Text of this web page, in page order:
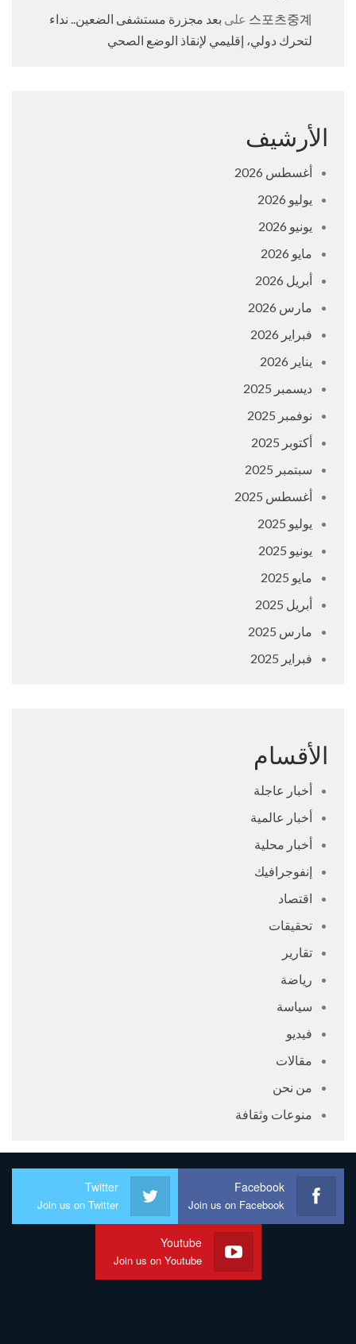
스포츠중계 على بعد مجزرة مستشفى الضعين.. نداء
لتحرك دولي، إقليمي لإنقاذ الوضع الصحي
الأرشيف
أغسطس 2026
يوليو 2026
يونيو 2026
مايو 2026
أبريل 2026
مارس 2026
فبراير 2026
يناير 2026
ديسمبر 2025
نوفمبر 2025
أكتوبر 2025
سبتمبر 2025
أغسطس 2025
يوليو 2025
يونيو 2025
مايو 2025
أبريل 2025
مارس 2025
فبراير 2025
الأقسام
أخبار عاجلة
أخبار عالمية
أخبار محلية
إنفوجرافيك
اقتصاد
تحقيقات
تقارير
رياضة
سياسة
فيديو
مقالات
من نحن
منوعات وثقافة
Facebook
Join us on Facebook
Twitter
Join us on Twitter
Youtube
Join us on Youtube